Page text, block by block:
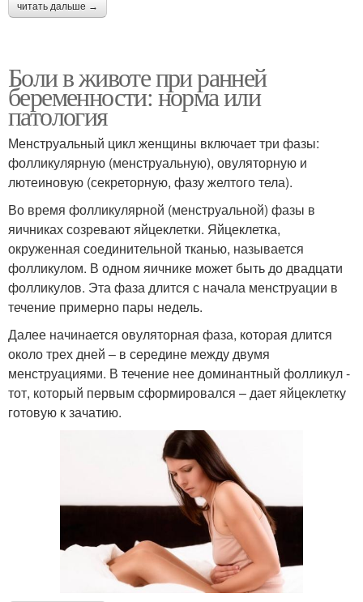
читать дальше →
Боли в животе при ранней
беременности: норма или
патология
Менструальный цикл женщины включает три фазы:
фолликулярную (менструальную), овуляторную и
лютеиновую (секреторную, фазу желтого тела).
Во время фолликулярной (менструальной) фазы в
яичниках созревают яйцеклетки. Яйцеклетка,
окруженная соединительной тканью, называется
фолликулом. В одном яичнике может быть до двадцати
фолликулов. Эта фаза длится с начала менструации в
течение примерно пары недель.
Далее начинается овуляторная фаза, которая длится
около трех дней – в середине между двумя
менструациями. В течение нее доминантный фолликул -
тот, который первым сформировался – дает яйцеклетку
готовую к зачатию.